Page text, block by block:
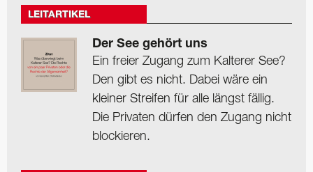
LEITARTIKEL
Der See gehört uns
Ein freier Zugang zum Kalterer See?
Den gibt es nicht. Dabei wäre ein
kleiner Streifen für alle längst fällig.
Die Privaten dürfen den Zugang nicht
blockieren.